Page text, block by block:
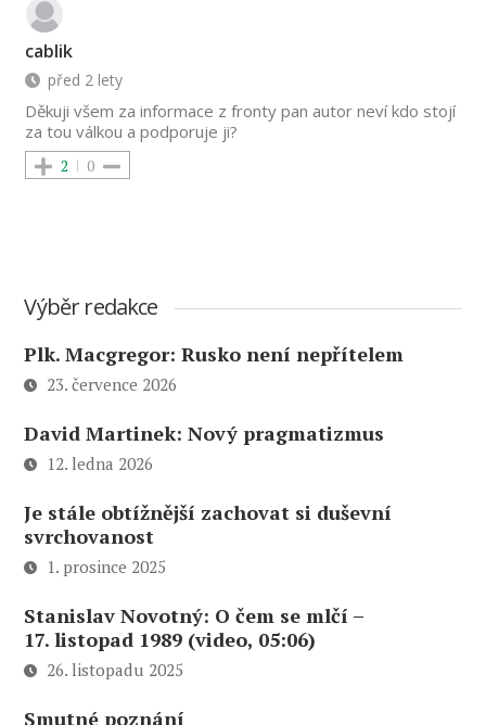
cablik
před 2 lety
Děkuji všem za informace z fronty pan autor neví kdo stojí
za tou válkou a podporuje ji?
2 0
Výběr redakce
Plk. Macgregor: Rusko není nepřítelem
23. července 2026
David Martinek: Nový pragmatizmus
12. ledna 2026
Je stále obtížnější zachovat si duševní
svrchovanost
1. prosince 2025
Stanislav Novotný: O čem se mlčí –
17. listopad 1989 (video, 05:06)
26. listopadu 2025
Smutné poznání